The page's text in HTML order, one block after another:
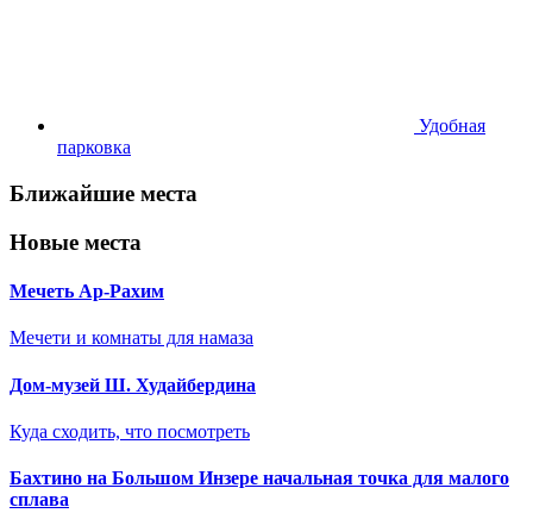
Удобная
парковка
Ближайшие места
Новые места
Мечеть Ар-Рахим
Мечети и комнаты для намаза
Дом-музей Ш. Худайбердина
Куда сходить, что посмотреть
Бахтино на Большом Инзере начальная точка для малого
сплава